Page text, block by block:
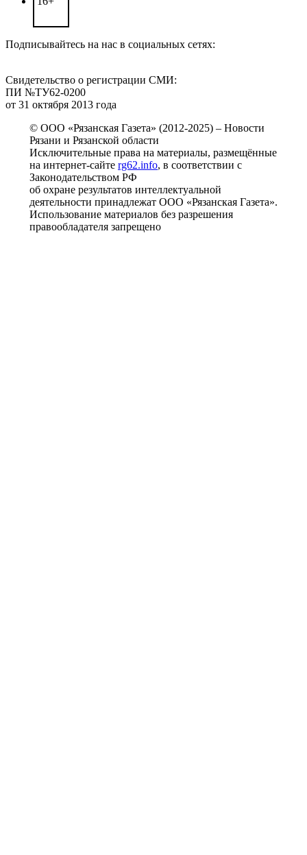
Подписывайтесь на нас в социальных сетях:
Свидетельство о регистрации СМИ:
ПИ №ТУ62-0200
от 31 октября 2013 года
© ООО «Рязанская Газета» (2012-2025) – Новости
Рязани и Рязанской области
Исключительные права на материалы, размещённые
на интернет-сайте rg62.info, в соответствии с
Законодательством РФ
об охране результатов интеллектуальной
деятельности принадлежат ООО «Рязанская Газета».
Использование материалов без разрешения
правообладателя запрещено